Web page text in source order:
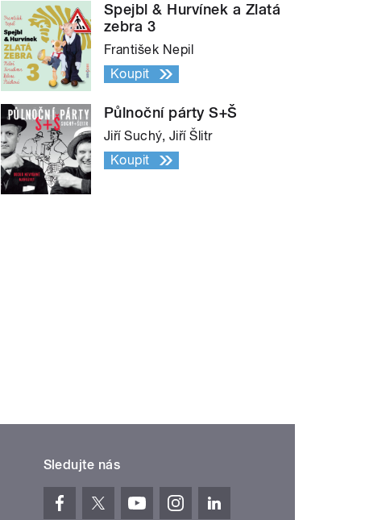
Spejbl & Hurvínek a Zlatá
zebra 3
František Nepil
Koupit
Půlnoční párty S+Š
Jiří Suchý, Jiří Šlitr
Koupit
Sledujte nás